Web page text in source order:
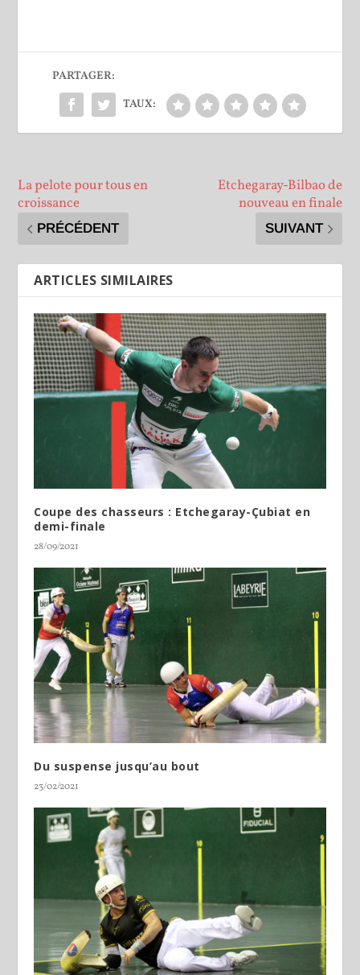
PARTAGER:
TAUX:
La pelote pour tous en
croissance
PRÉCÉDENT
Etchegaray-Bilbao de
nouveau en finale
SUIVANT
ARTICLES SIMILAIRES
Coupe des chasseurs : Etchegaray-Çubiat en
demi-finale
28/09/2021
Du suspense jusqu’au bout
23/02/2021